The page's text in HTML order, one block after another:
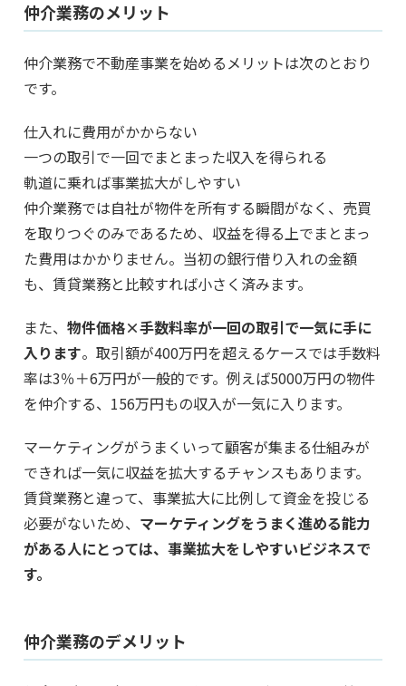
仲介業務のメリット
仲介業務で不動産事業を始めるメリットは次のとおり
です。
仕入れに費用がかからない
一つの取引で一回でまとまった収入を得られる
軌道に乗れば事業拡大がしやすい
仲介業務では自社が物件を所有する瞬間がなく、売買
を取りつぐのみであるため、収益を得る上でまとまっ
た費用はかかりません。当初の銀行借り入れの金額
も、賃貸業務と比較すれば小さく済みます。
また、 物件価格×手数料率が一回の取引で一気に手に
入ります。取引額が400万円を超えるケースでは手数料
率は3％＋6万円が一般的です。例えば5000万円の物件
を仲介する、156万円もの収入が一気に入ります。
マーケティングがうまくいって顧客が集まる仕組みが
できれば一気に収益を拡大するチャンスもあります。
賃貸業務と違って、事業拡大に比例して資金を投じる
必要がないため、 マーケティングをうまく進める能力
がある人にとっては、事業拡大をしやすいビジネスで
す。
仲介業務のデメリット